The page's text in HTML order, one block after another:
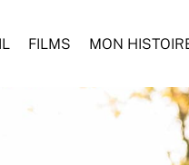
FILMS MON